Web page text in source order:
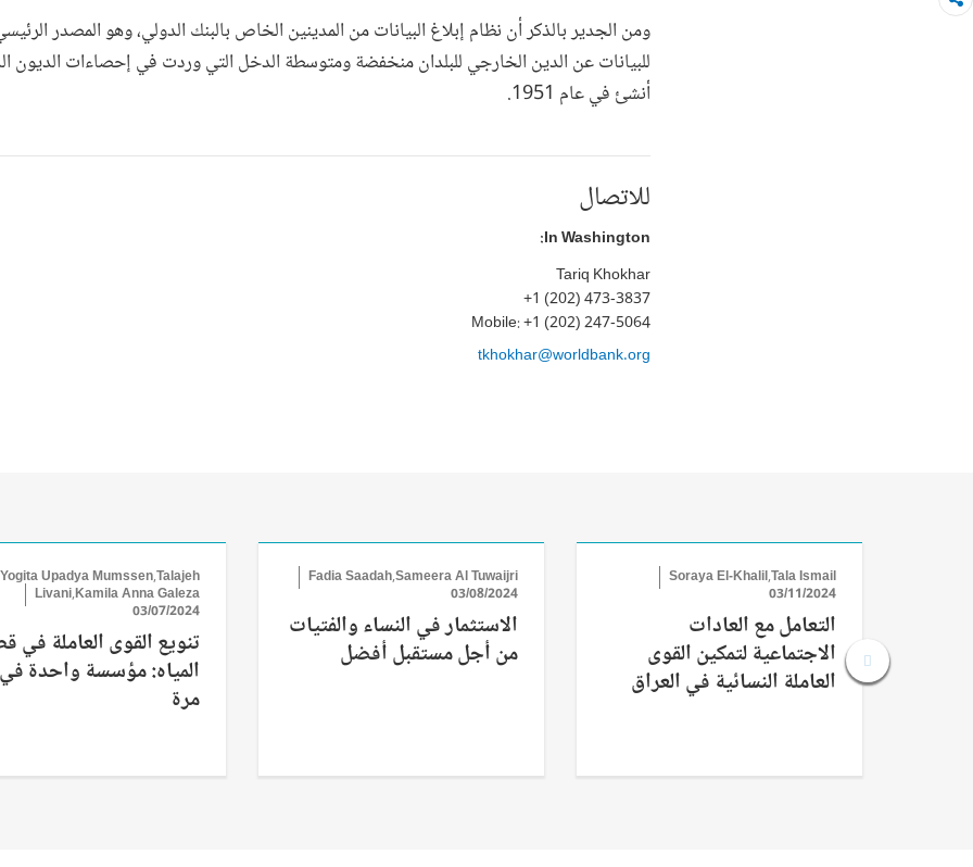
ومن الجدير بالذكر أن نظام إبلاغ البيانات من المدينين الخاص بالبنك الدولي، وهو المصدر
للبيانات عن الدين الخارجي للبلدان منخفضة ومتوسطة الدخل التي وردت في إحصاءات الديون
أنشئ في عام 1951.
للاتصال
In Washington:
Tariq Khokhar
+1 (202) 473-3837
Mobile: +1 (202) 247-5064
tkhokhar@worldbank.org
Soraya El-Khalil,Tala Ismail
03/11/2024
التعامل مع العادات
الاجتماعية لتمكين القوى
العاملة النسائية في العراق
Fadia Saadah,Sameera Al Tuwaijri
03/08/2024
الاستثمار في النساء والفتيات
من أجل مستقبل أفضل
Yogita Upadya Mumssen,Talajeh
Livani,Kamila Anna Galeza
03/07/2024
تنويع القوى العاملة في
المياه: مؤسسة واحدة
مرة